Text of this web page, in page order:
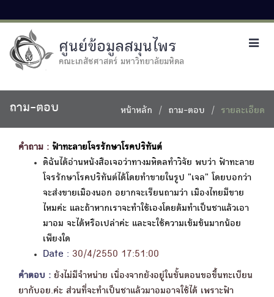
ศูนย์ข้อมูลสมุนไพร
คณะเภสัชศาสตร์ มหาวิทยาลัยมหิดล
ถาม-ตอบ หน้าหลัก ถาม-ตอบ รายละเอียด
คำถาม : ฟ้าทะลายโจรรักษาโรคปริทันต์
ดิฉันได้อ่านหนังสือเจอว่าทางมหิดลทำวิจัย พบว่า ฟ้าทะลาย
โจรรักษาโรคปริทันต์ได้โดยทำขายในรูป "เจล" โดยบอกว่า
จะส่งขายเมืองนอก อยากจะเรียนถามว่า เมืองไทยมีขาย
ไหมค่ะ และถ้าหากเราจะทำใช้เองโดยต้มทำเป็นชาแล้วเอา
มาอม จะได้หรือเปล่าค่ะ และจะใช้ความเข้มข้นมากน้อย
เพียงใด
Date : 30/4/2550 17:51:00
คำตอบ : ยังไม่มีจำหน่าย เนื่องจากยังอยู่ในขั้นตอนขอขึ้นทะเบียน
ยากับอย.ค่ะ ส่วนที่จะทำเป็นชาแล้วมาอมอาจใช้ได้ เพราะฟ้า